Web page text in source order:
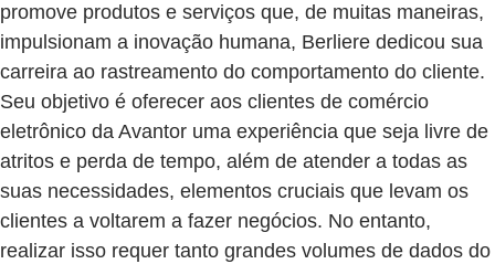
promove produtos e serviços que, de muitas maneiras,
impulsionam a inovação humana, Berliere dedicou sua
carreira ao rastreamento do comportamento do cliente.
Seu objetivo é oferecer aos clientes de comércio
eletrônico da Avantor uma experiência que seja livre de
atritos e perda de tempo, além de atender a todas as
suas necessidades, elementos cruciais que levam os
clientes a voltarem a fazer negócios. No entanto,
realizar isso requer tanto grandes volumes de dados do